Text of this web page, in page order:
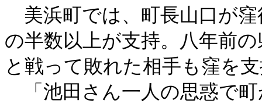
美浜町では、町長山口が
の半数以上が支持。八年前
と戦って敗れた相手も窪を
「池田さん一人の思惑で